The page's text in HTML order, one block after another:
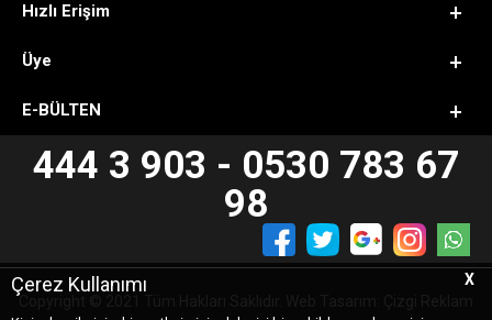
X
Çerez Kullanımı
Hızlı Erişim
Üye
E-BÜLTEN
444 3 903 - 0530 783 67
98
Copyright © 2021 Tüm Hakları Saklıdır. Web Tasarım: Çizgi Reklam